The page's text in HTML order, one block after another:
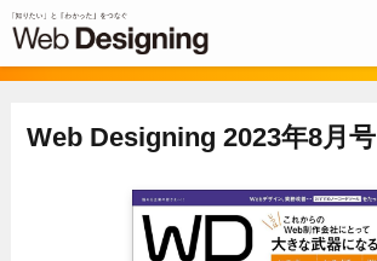
Web Designing 2023年8月号